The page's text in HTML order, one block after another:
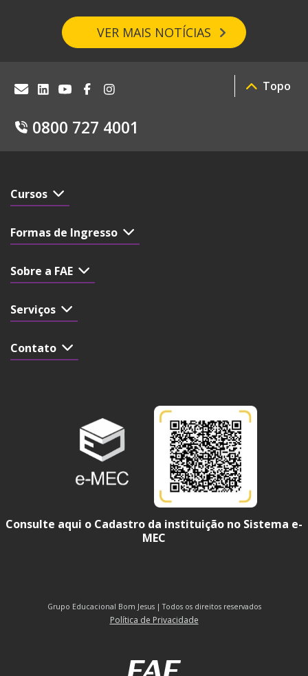
VER MAIS NOTÍCIAS
0800 727 4001
Topo
Cursos
Formas de Ingresso
Sobre a FAE
Serviços
Contato
Consulte aqui o Cadastro da instituição no Sistema e-
MEC
Grupo Educacional Bom Jesus | Todos os direitos reservados
Política de Privacidade